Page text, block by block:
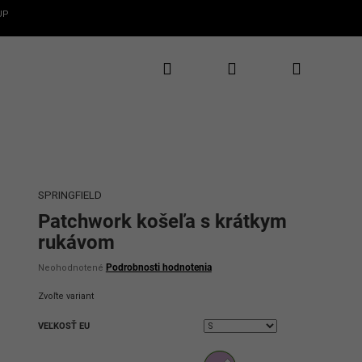
Prihlásenie
Priemerné
produktu
je
z
Neohodnotené Podrobnosti hodnotenia
Patchwork košeľa s krátkym
rukávom
SPRINGFIELD
VEĽKOSŤ EU
Zvoľte variant
✕
ponuky